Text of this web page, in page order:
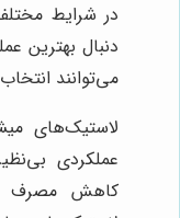
در شرایط
دنبال بهترین
می‌توانند
لاستیک‌های
عملکردی
کاهش مصرف